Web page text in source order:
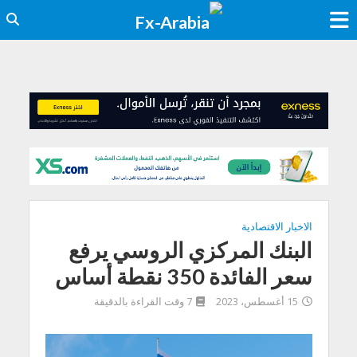
الاخبار الاقتصادية
البنك المركزي الروسي يرفع
سعر الفائدة 350 نقطة أساس
15 أغسطس، 2023 7 وقت القراءة بالدقيقة